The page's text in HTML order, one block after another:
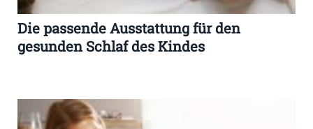
Die passende Ausstattung für den
gesunden Schlaf des Kindes